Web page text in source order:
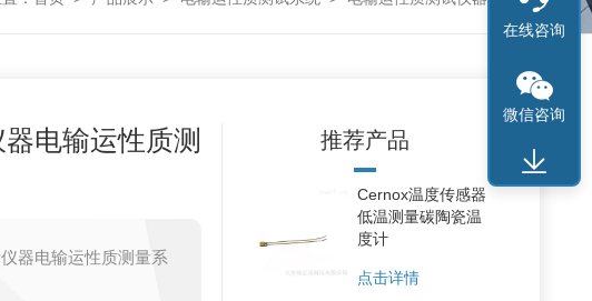
电输运性质测
器电输运性质测量系
推荐产品
Cernox温度传感器
低温测量碳陶瓷温
度计
点击详情
在线咨询
微信咨询